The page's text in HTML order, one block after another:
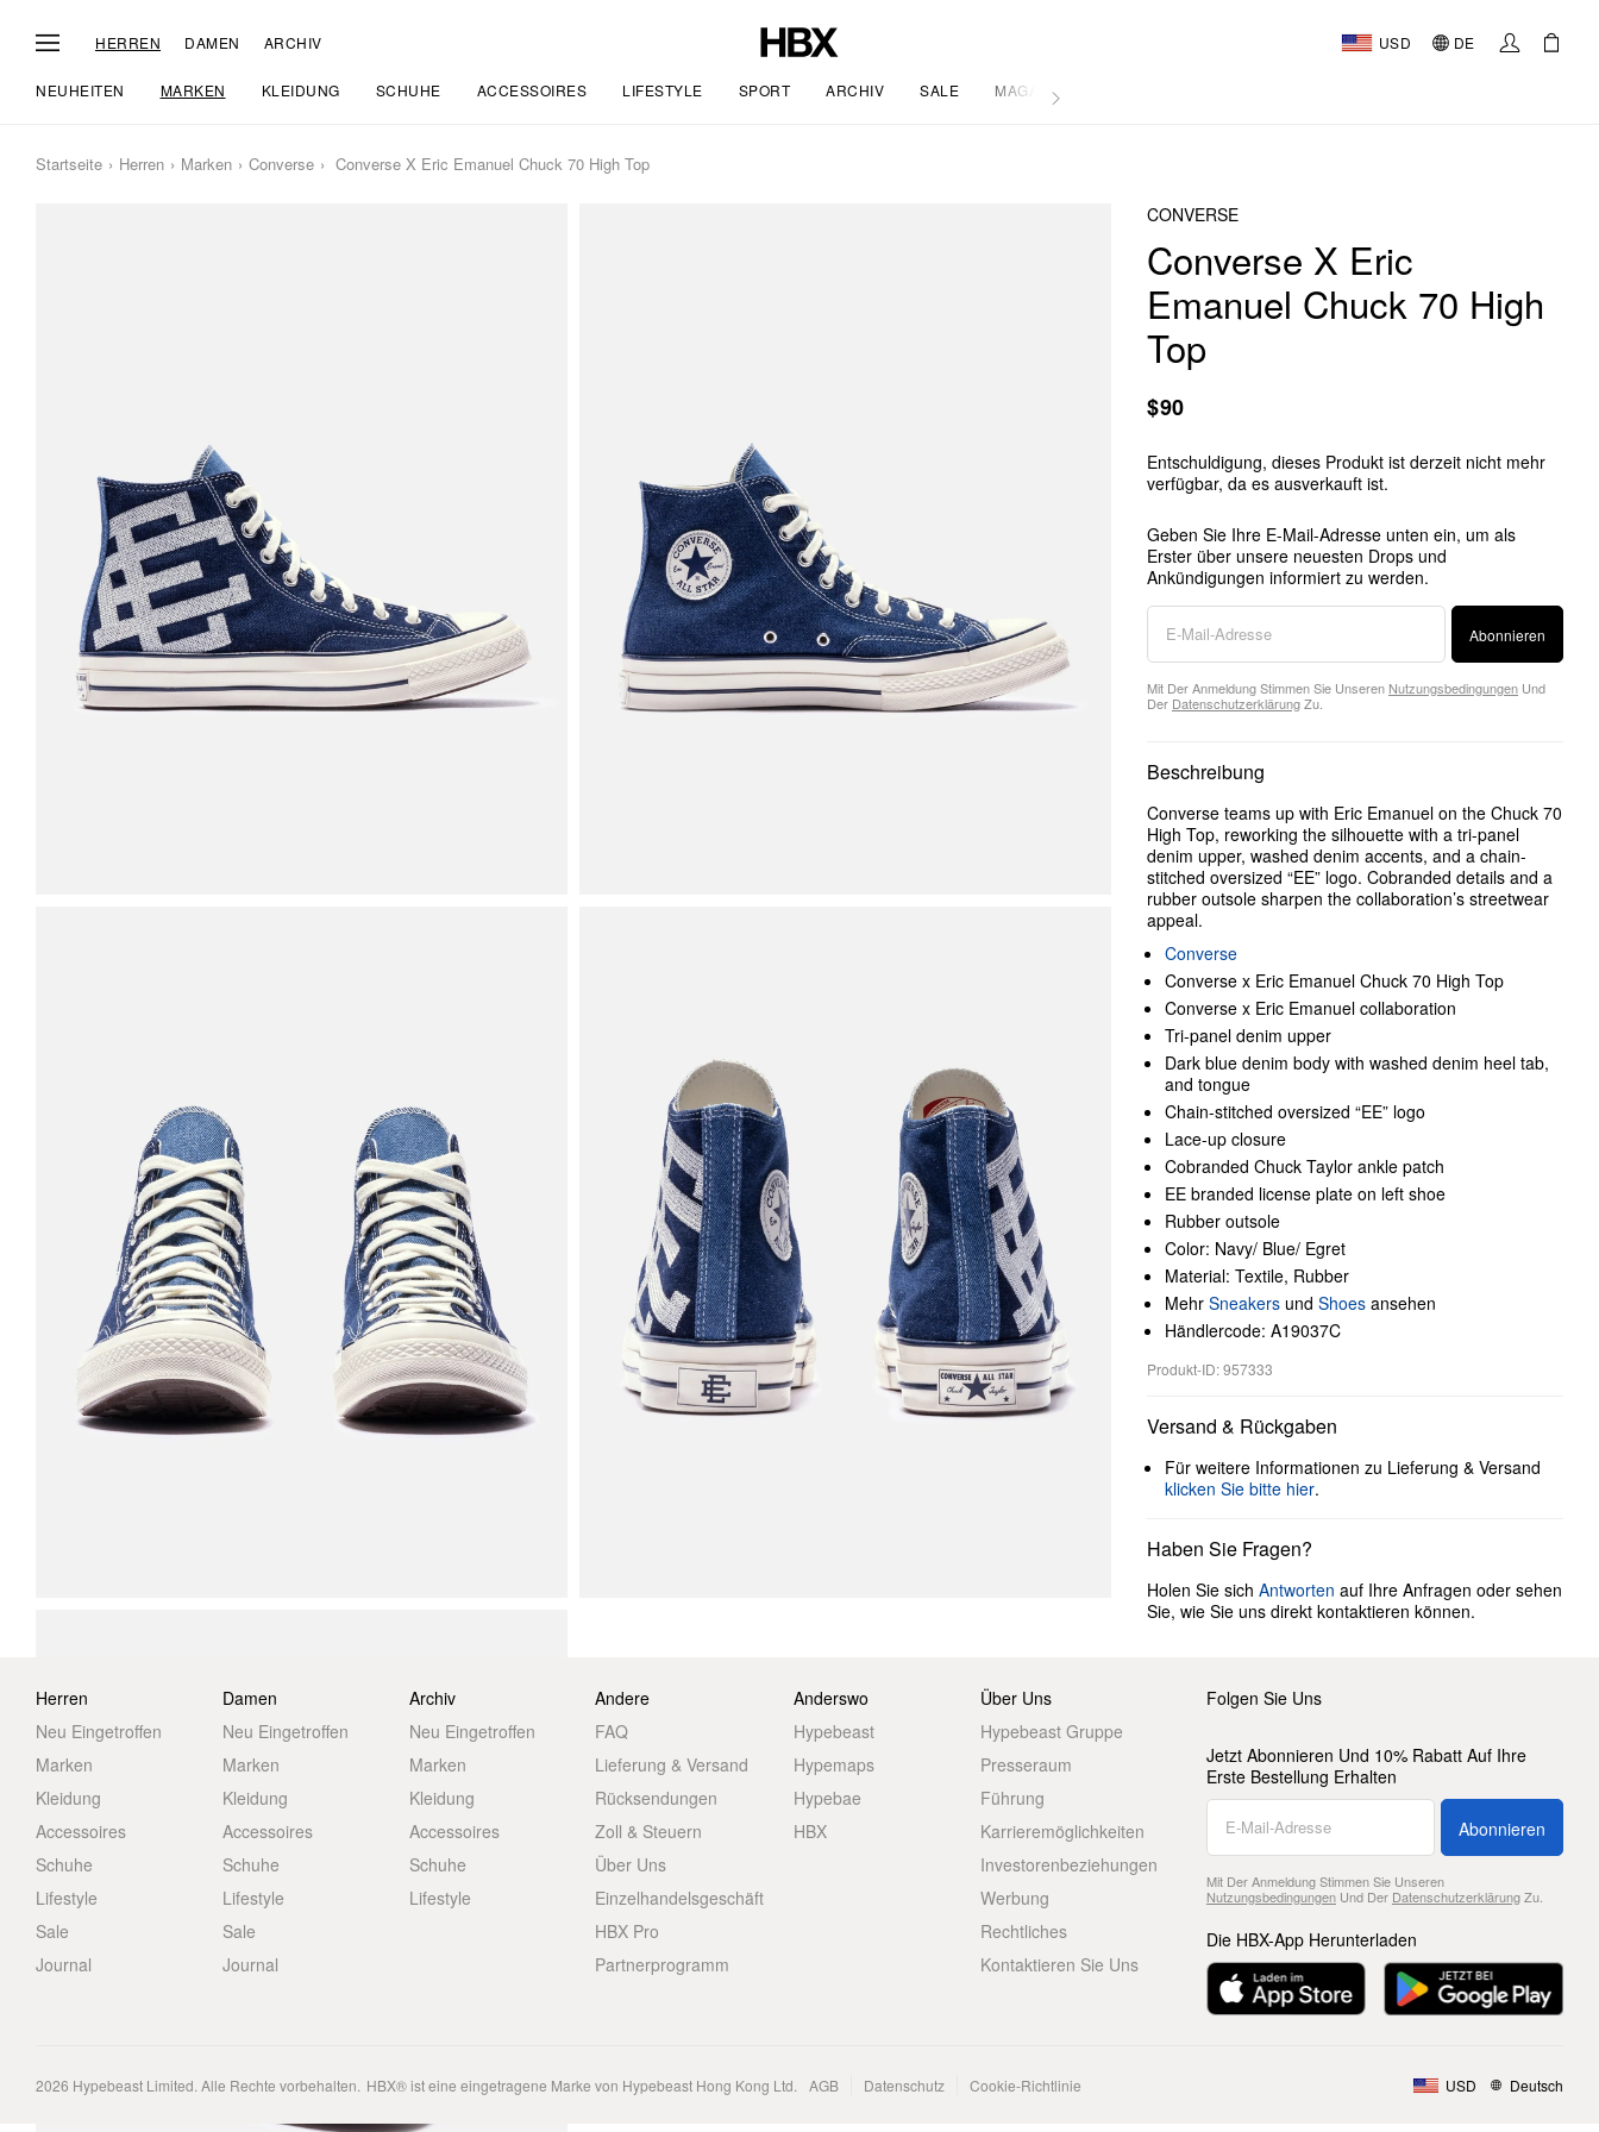
HERREN DAMEN ARCHIV USD DE
NEUHEITEN MARKEN KLEIDUNG SCHUHE ACCESSOIRES LIFESTYLE SPORT ARCHIV SALE MAGAZIN
Startseite Herren Marken Converse Converse X Eric Emanuel Chuck 70 High Top
CONVERSE
Converse X Eric
Emanuel Chuck 70 High
Top
$90
Entschuldigung, dieses Produkt ist derzeit nicht mehr
verfügbar, da es ausverkauft ist.
Geben Sie Ihre E-Mail-Adresse unten ein, um als
Erster über unsere neuesten Drops und
Ankündigungen informiert zu werden.
Abonnieren
Mit Der Anmeldung Stimmen Sie Unseren Nutzungsbedingungen Und
Der DatenschutzerklärungZu.
Beschreibung
Converse teams up with Eric Emanuel on the Chuck 70
High Top, reworking the silhouette with a tri-panel
denim upper, washed denim accents, and a chain-
stitched oversized “EE” logo. Cobranded details and a
rubber outsole sharpen the collaboration’s streetwear
appeal.
Converse
Converse x Eric Emanuel Chuck 70 High Top
Converse x Eric Emanuel collaboration
Tri-panel denim upper
Dark blue denim body with washed denim heel tab,
and tongue
Chain-stitched oversized “EE” logo
Lace-up closure
Cobranded Chuck Taylor ankle patch
EE branded license plate on left shoe
Rubber outsole
Color: Navy/ Blue/ Egret
Material: Textile, Rubber
Mehr Sneakers und Shoes ansehen
Händlercode: A19037C
Produkt-ID: 957333
Versand & Rückgaben
Für weitere Informationen zu Lieferung & Versand
klicken Sie bitte hier.
Haben Sie Fragen?
Holen Sie sich Antworten auf Ihre Anfragen oder sehen
Sie, wie Sie uns direkt kontaktieren können.
Herren
Neu Eingetroffen
Marken
Kleidung
Accessoires
Schuhe
Lifestyle
Sale
Journal
Damen
Neu Eingetroffen
Marken
Kleidung
Accessoires
Schuhe
Lifestyle
Sale
Journal
Archiv
Neu Eingetroffen
Marken
Kleidung
Accessoires
Schuhe
Lifestyle
Andere
FAQ
Lieferung & Versand
Rücksendungen
Zoll & Steuern
Über Uns
Einzelhandelsgeschäft
HBX Pro
Partnerprogramm
Anderswo
Hypebeast
Hypemaps
Hypebae
HBX
Über Uns
Hypebeast Gruppe
Presseraum
Führung
Karrieremöglichkeiten
Investorenbeziehungen
Werbung
Rechtliches
Kontaktieren Sie Uns
Folgen Sie Uns
Jetzt Abonnieren Und 10% Rabatt Auf Ihre
Erste Bestellung Erhalten
Abonnieren
Mit Der Anmeldung Stimmen Sie Unseren
NutzungsbedingungenUnd Der DatenschutzerklärungZu.
Die HBX-App Herunterladen
2026 Hypebeast Limited. Alle Rechte vorbehalten. HBX® ist eine eingetragene Marke von Hypebeast Hong Kong Ltd. AGB Datenschutz Cookie-Richtlinie USD Deutsch